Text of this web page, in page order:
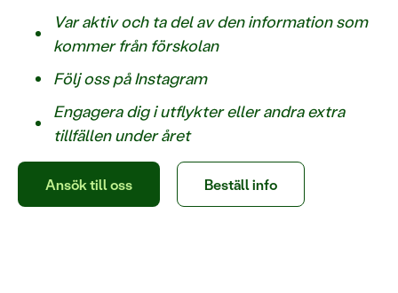
Var aktiv och ta del av den information som
kommer från förskolan
Följ oss på Instagram
Engagera dig i utflykter eller andra extra
tillfällen under året
Ansök till oss Beställ info